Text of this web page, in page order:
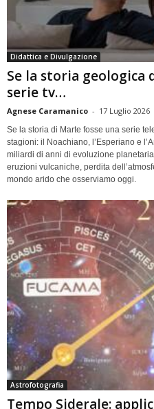
Didattica e Divulgazione
Se la storia geologica
serie tv…
Agnese Caramanico - 17 Luglio 2026
Se la storia di Marte fosse una serie
stagioni: il Noachiano, l’Esperiano e
miliardi di anni di evoluzione
eruzioni vulcaniche, perdita
mondo arido che osserviamo oggi.
Astrofotografia
Tempo Siderale: